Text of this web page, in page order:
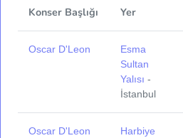
Konser Başlığı Yer
Oscar D'Leon
Esma
Sultan
Yalısı -
İstanbul
Oscar D'Leon
Harbiye